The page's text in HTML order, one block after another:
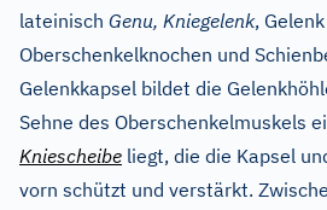
lateinisch Genu, Kniegelenk,
Oberschenkelknochen und
Gelenkkapsel bildet die
Sehne des Oberschenkelmuskels
Kniescheibe liegt, die die Kapsel
vorn schützt und verstärkt.